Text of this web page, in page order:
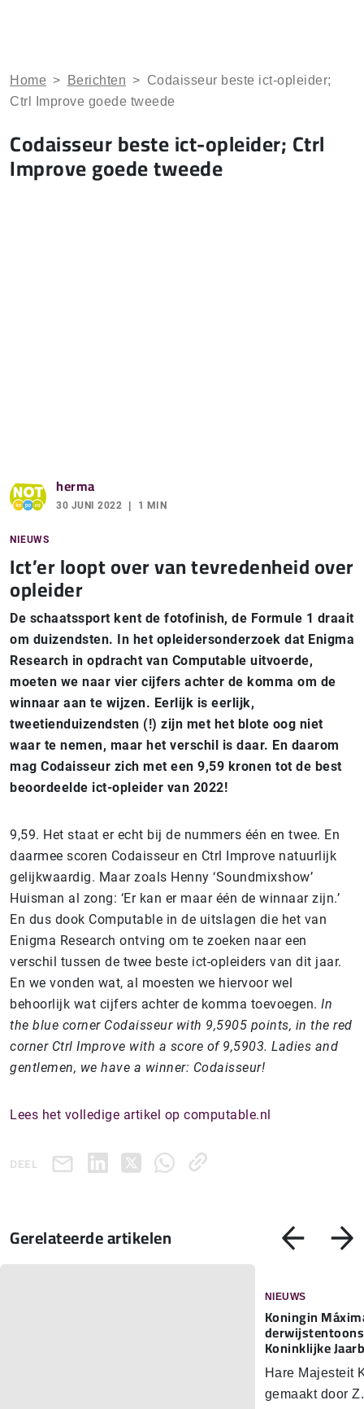
Home > Berichten > Codaisseur beste ict-opleider;
Ctrl Improve goede tweede
Codaisseur beste ict-opleider; Ctrl
Improve goede tweede
herma
30 JUNI 2022 1 MIN
NIEUWS
Ict’er loopt over van tevredenheid over
opleider
De schaatssport kent de fotofinish, de Formule 1 draait
om duizendsten. In het opleidersonderzoek dat Enigma
Research in opdracht van Computable uitvoerde,
moeten we naar vier cijfers achter de komma om de
winnaar aan te wijzen. Eerlijk is eerlijk,
tweetienduizendsten (!) zijn met het blote oog niet
waar te nemen, maar het verschil is daar. En daarom
mag Codaisseur zich met een 9,59 kronen tot de best
beoordeelde ict-opleider van 2022!
9,59. Het staat er echt bij de nummers één en twee. En
daarmee scoren Codaisseur en Ctrl Improve natuurlijk
gelijkwaardig. Maar zoals Henny ‘Soundmixshow’
Huisman al zong: ‘Er kan er maar één de winnaar zijn.’
En dus dook Computable in de uitslagen die het van
Enigma Research ontving om te zoeken naar een
verschil tussen de twee beste ict-opleiders van dit jaar.
En we vonden wat, al moesten we hiervoor wel
behoorlijk wat cijfers achter de komma toevoegen. In
the blue corner Codaisseur with 9,5905 points, in the red
corner Ctrl Improve with a score of 9,5903. Ladies and
gentlemen, we have a winner: Codaisseur!
Lees het volledige artikel op computable.nl
DEEL
Gerelateerde artikelen
NIEUWS
Koningin
Koninklijke
Hare Majesteit
gemaakt door